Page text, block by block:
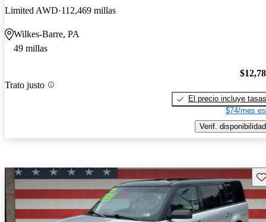
Limited AWD 112,469 millas
Wilkes-Barre, PA
49 millas
Trato justo
El precio incluye tasas
$74/mes
Verif. disponibilidad